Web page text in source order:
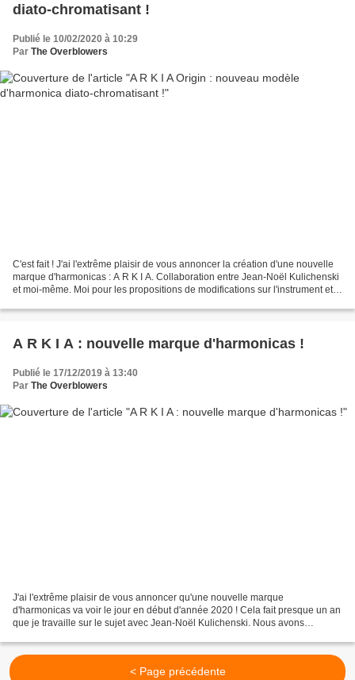
diato-chromatisant !
Publié le 10/02/2020 à 10:29
Par The Overblowers
C'est fait ! J'ai l'extrême plaisir de vous annoncer la création d'une nouvelle
marque d'harmonicas : A R K I A. Collaboration entre Jean-Noël Kulichenski
et moi-même. Moi pour les propositions de modifications sur l'instrument et
A R K I A : nouvelle marque d'harmonicas !
Publié le 17/12/2019 à 13:40
Par The Overblowers
J'ai l'extrême plaisir de vous annoncer qu'une nouvelle marque
d'harmonicas va voir le jour en début d'année 2020 ! Cela fait presque un an
que je travaille sur le sujet avec Jean-Noël Kulichenski. Nous avons
< Page précédente